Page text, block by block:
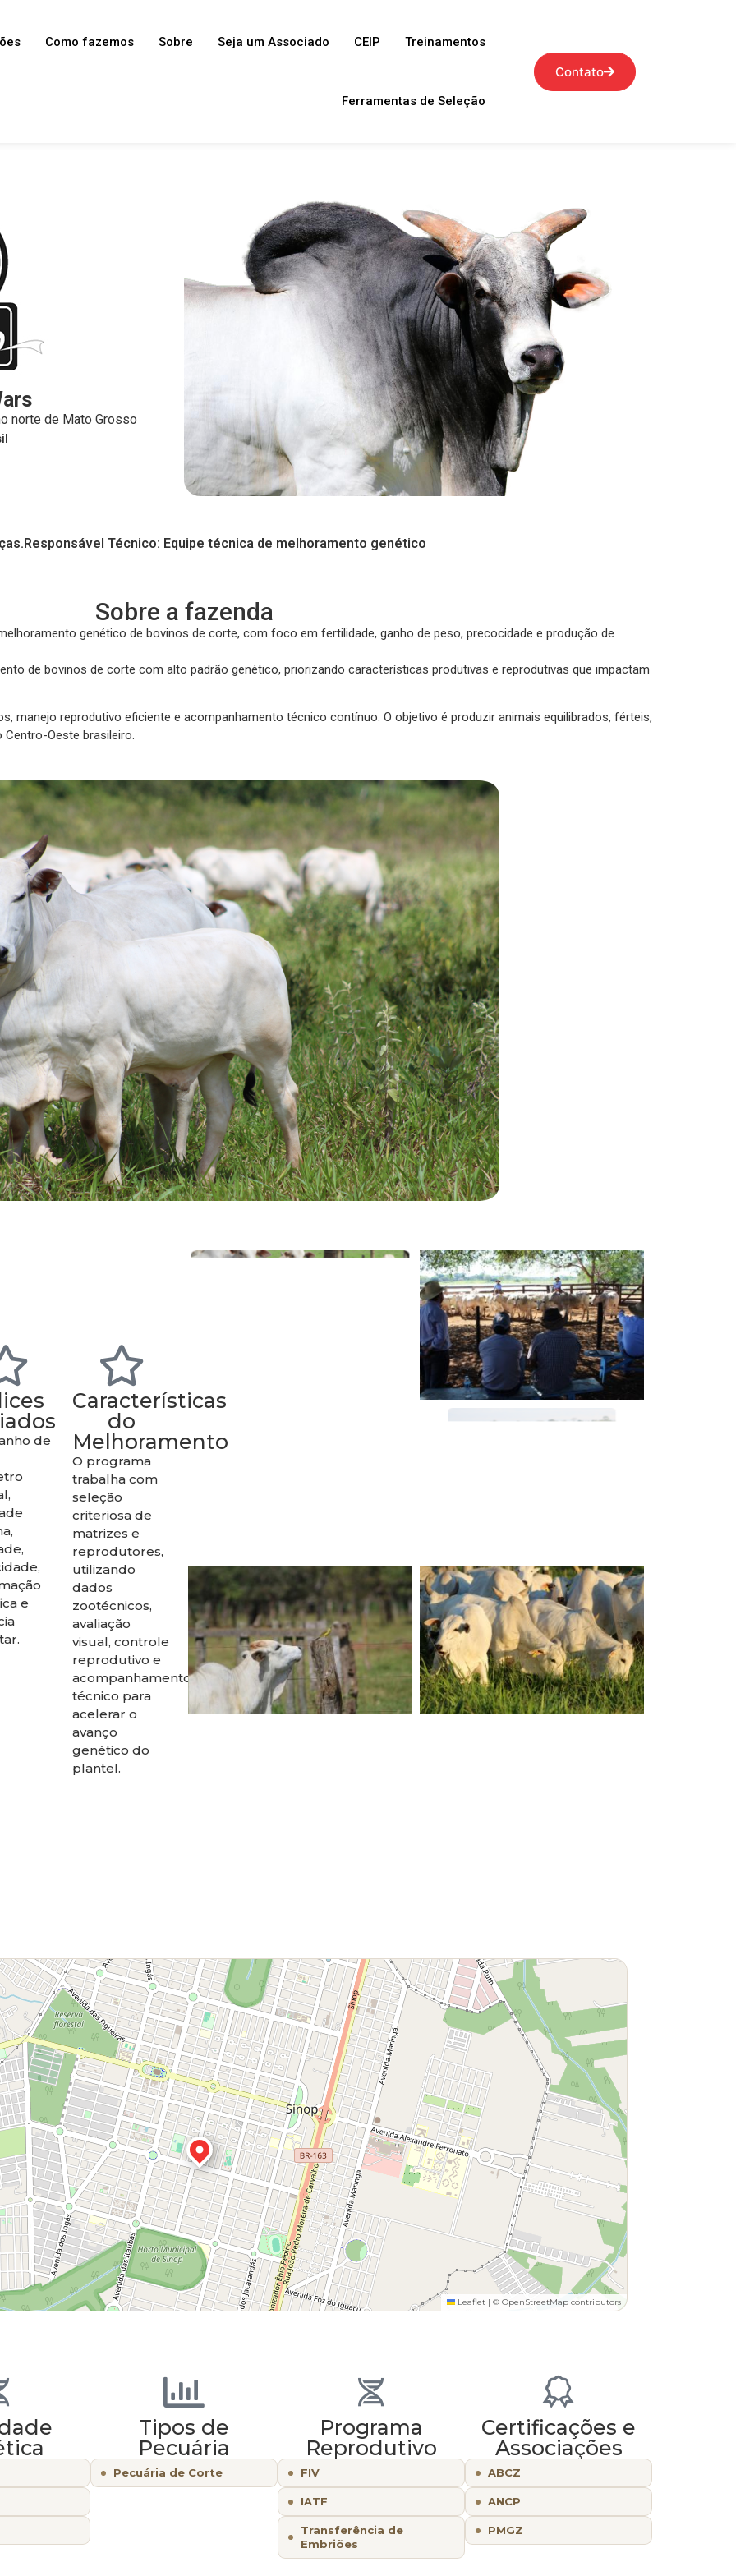
Como fazemos Sobre Seja um Associado CEIP Treinamentos
Ferramentas de Seleção
Contato
norte de Mato Grosso
Responsável Técnico: Equipe técnica de melhoramento genético
Sobre a fazenda
genético de bovinos de corte, com foco em fertilidade, ganho de peso, precocidade e produção de
de bovinos de corte com alto padrão genético, priorizando características produtivas e reprodutivas que impactam
manejo reprodutivo eficiente e acompanhamento técnico contínuo. O objetivo é produzir animais equilibrados, férteis,
Oeste brasileiro.
de
e
Características
do
Melhoramento
O programa
trabalha com
seleção
criteriosa de
matrizes e
reprodutores,
utilizando
dados
zootécnicos,
avaliação
visual, controle
reprodutivo e
acompanhamento
técnico para
acelerar o
avanço
genético do
plantel.
Leaflet | © OpenStreetMap contributors
Tipos de
Pecuária
Pecuária de Corte
Programa
Reprodutivo
FIV
IATF
Transferência de
Embriões
Certificações e
Associações
ABCZ
ANCP
PMGZ